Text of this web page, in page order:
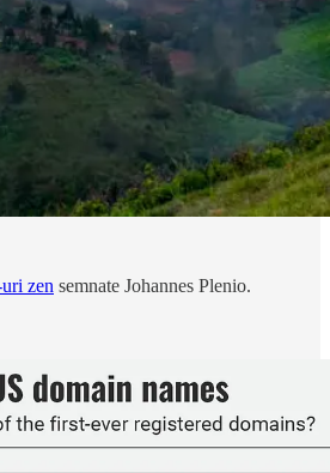
zen semnate Johannes Plenio.